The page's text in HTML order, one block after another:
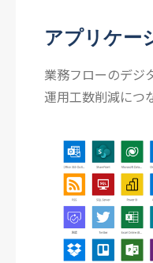
アプリケー
業務フローのデジ
運用工数削減につ